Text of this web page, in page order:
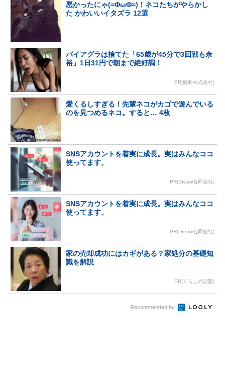
悪かったにゃ(=ΦωΦ=)！ネコたちがやらかし
た かわいいイタズラ 12選
バイアグラは捨てた「65歳が45分で3回戦も余
裕」1日31円で朝まで絶好調！
PR(健商株式会社)
愛くるしすぎる！先輩ネコがカゴで遊んでいる
のを見つめるネコ。すると… 4枚
SNSアカウントを着実に成長。実はみんなココ
使ってます。
PR(Dreaw合同会社)
SNSアカウントを着実に成長。実はみんなココ
使ってます。
PR(Dreaw合同会社)
家の売却成功にはカギがある？家処分の基礎知
識を解説
PR(くらしの話題)
Recommended by